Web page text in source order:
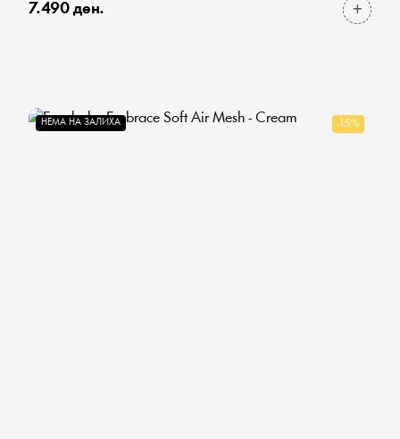
7.490 ден.
-15%
НЕМА НА ЗАЛИХА